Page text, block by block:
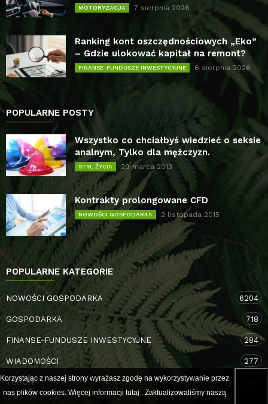
MOTORYZACJA 7 sierpnia 2026
Ranking kont oszczędnościowych „Eko”
– Gdzie ulokować kapitał na remont?
FINANSE-FUNDUSZE INWESTYCYJNE 6 sierpnia 2026
POPULARNE POSTY
Wszystko co chciałbyś wiedzieć o seksie
analnym, Tylko dla mężczyzn.
STYL ŻYCIA 29 marca 2013
Kontrakty prolongowane CFD
NOWOŚCI GOSPODARKA 2 listopada 2015
POPULARNE KATEGORIE
NOWOŚCI GOSPODARKA 6204
GOSPODARKA 718
FINANSE-FUNDUSZE INWESTYCYJNE 284
WIADOMOŚCI 277
TORUŃ
Korzystając z naszej strony wyrażasz zgodę na wykorzystywanie przez
nas plików cookies. Więcej informacji tutaj . Zaktualizowaliśmy naszą